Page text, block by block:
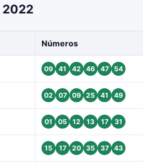
2022
Números
09 41 42 46 47 54
02 07 09 25 41 49
01 05 12 13 17 31
15 17 20 35 37 43